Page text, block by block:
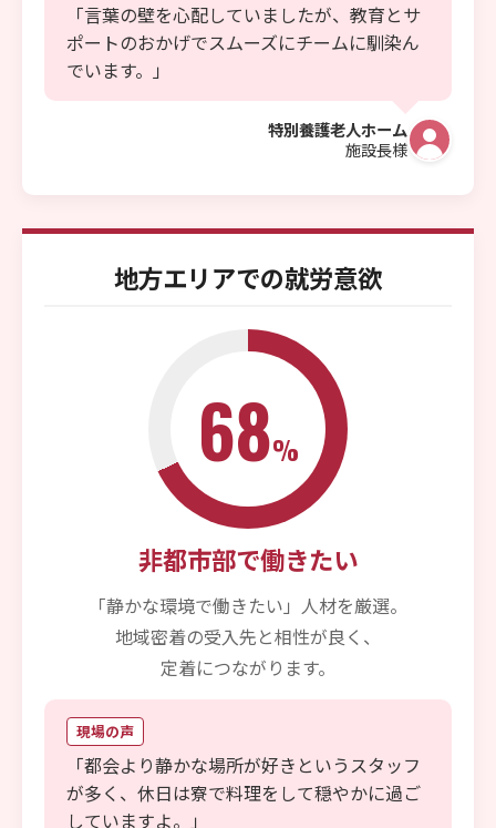
「言葉の壁を心配していましたが、教育とサ
ポートのおかげでスムーズにチームに馴染ん
でいます。」
特別養護老人ホーム
施設長様
地方エリアでの就労意欲
68%
非都市部で働きたい
「静かな環境で働きたい」人材を厳選。
地域密着の受入先と相性が良く、
定着につながります。
現場の声
「都会より静かな場所が好きというスタッフ
が多く、休日は寮で料理をして穏やかに過ご
していますよ。」